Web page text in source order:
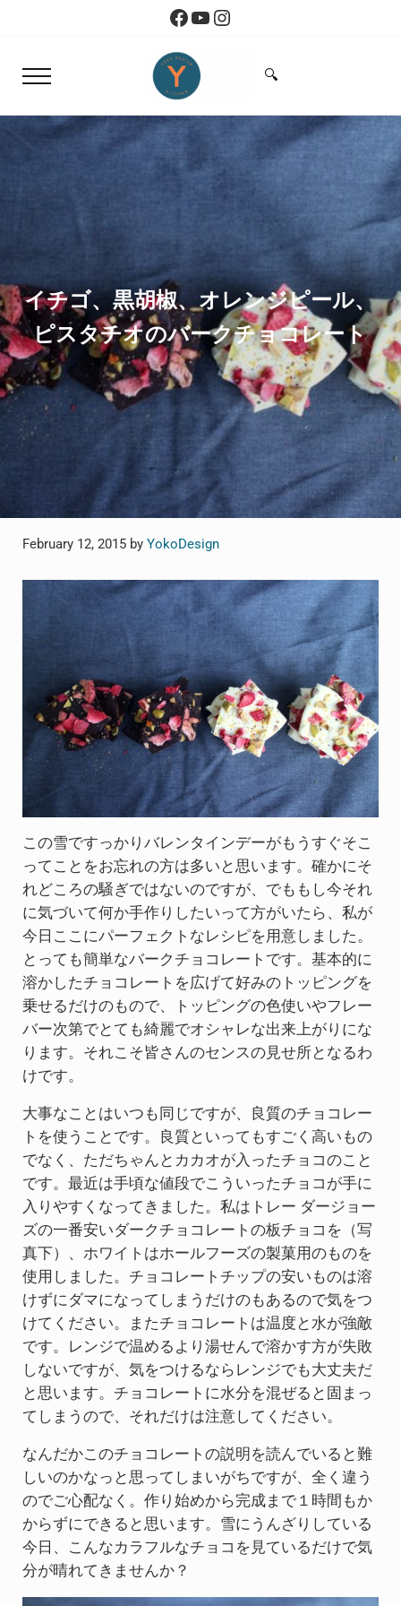
Skip to header right navigationFacebook
YouTube
Instagram
Menu
Yoko Design Kitchen
Search...
🔍
イチゴ、黒胡椒、オレンジピール、
ピスタチオのバークチョコレート
February 12, 2015 by YokoDesign
この雪ですっかりバレンタインデーがもうすぐそこ
ってことをお忘れの方は多いと思います。確かにそ
れどころの騒ぎではないのですが、でももし今それ
に気づいて何か手作りしたいって方がいたら、私が
今日ここにパーフェクトなレシピを用意しました。
とっても簡単なバークチョコレートです。基本的に
溶かしたチョコレートを広げて好みのトッピングを
乗せるだけのもので、トッピングの色使いやフレー
バー次第でとても綺麗でオシャレな出来上がりにな
ります。それこそ皆さんのセンスの見せ所となるわ
けです。
大事なことはいつも同じですが、良質のチョコレー
トを使うことです。良質といってもすごく高いもの
でなく、ただちゃんとカカオが入ったチョコのこと
です。最近は手頃な値段でこういったチョコが手に
入りやすくなってきました。私はトレー ダージョー
ズの一番安いダークチョコレートの板チョコを（写
真下）、ホワイトはホールフーズの製菓用のものを
使用しました。チョコレートチップの安いものは溶
けずにダマになってしまうだけのもあるので気をつ
けてください。またチョコレートは温度と水が強敵
です。レンジで温めるより湯せんで溶かす方が失敗
しないですが、気をつけるならレンジでも大丈夫だ
と思います。チョコレートに水分を混ぜると固まっ
てしまうので、それだけは注意してください。
なんだかこのチョコレートの説明を読んでいると難
しいのかなっと思ってしまいがちですが、全く違う
のでご心配なく。作り始めから完成まで１時間もか
からずにできると思います。雪にうんざりしている
今日、こんなカラフルなチョコを見ているだけで気
分が晴れてきませんか？